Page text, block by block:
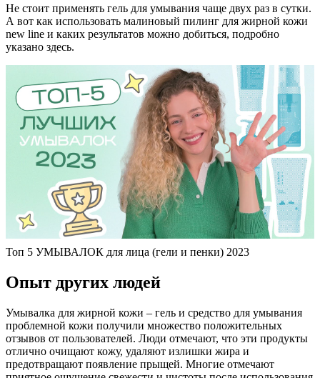
Не стоит применять гель для умывания чаще двух раз в сутки.
А вот как использовать малиновый пилинг для жирной кожи
new line и каких результатов можно добиться, подробно
указано здесь.
Топ 5 УМЫВАЛОК для лица (гели и пенки) 2023
Опыт других людей
Умывалка для жирной кожи – гель и средство для умывания
проблемной кожи получили множество положительных
отзывов от пользователей. Люди отмечают, что эти продукты
отлично очищают кожу, удаляют излишки жира и
предотвращают появление прыщей. Многие отмечают